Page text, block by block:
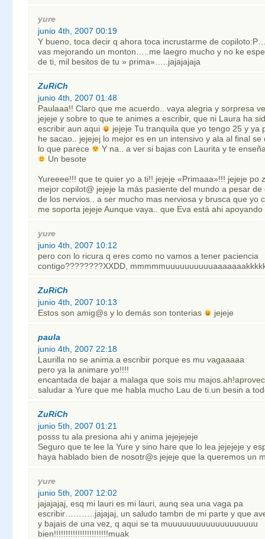
yure
junio 4th, 2007 00:19
Y bueno, toca decir q ahora toca incrustarme de
vas mejorando un monton…..me laegro mucho y no ke
de ti, mil besitos de tu » prima»…..jajajajaja
ZuRiCh
junio 4th, 2007 01:48
Paulaaa!! Claro que me acuerdo.. vaya alegria y sorpresa
jejeje y sobre to que te animes a escribir, que ni Laura ha
escribir aun aqui
jejeje Tu tranquila que yo tengo 25 y ya
he sacao.. jejejej lo mejor es en un intensivo y ala al final se
lo que parece
Y na.. a ver si bajas con Laurita y te
Un besote
Yureeee!!! que te quier yo a ti!! jejeje «Primaaa»!!! jejeje po
mejor copilot@ jejeje la más pasiente del mundo a pesar
de los nervios.. a ser mucho mas nerviosa y brusca que yo
me soporta jejeje Aunque vaya.. que Eva está ahi apoyando
yure
junio 4th, 2007 10:12
pero con lo ricura q eres como no vamos a tener paciencia
contigo????????XXDD,
ZuRiCh
junio 4th, 2007 10:13
Estos son amig@s y lo demás son tonterias
jejeje
paula
junio 4th, 2007 22:18
Laurilla no se anima a escribir porque es mu vagaaaaa
pero ya la animare yo!!!!
encantada de bajar a malaga que sois mu
saludar a Yure que me habla mucho Lau de ti.un besin a
ZuRiCh
junio 5th, 2007 01:21
posss tu ala presiona ahi y anima jejejejeje
Seguro que te lee la Yure y sino hare que lo lea jejejeje y
haya hablado bien de nosotr@s jejeje que la queremos un
yure
junio 5th, 2007 12:02
jajajajaj, esq mi lauri es mi lauri, aunq sea una vaga pa
escribir………..jajajaj, un saludo tambn de mi parte y que
y bajais de una vez, q aqui se ta muuuuuuuuuuuuuuuuuuu
bien!!!!!!!!!!!!!!!!!!!!!!!muak